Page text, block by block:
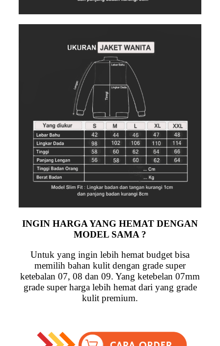
INGIN HARGA YANG HEMAT DENGAN
MODEL SAMA ?
Untuk yang ingin lebih hemat budget bisa
memilih bahan kulit dengan grade super
ketebalan 07, 08 dan 09. Yang ketebelan 07mm
grade super harga lebih hemat dari yang grade
kulit premium.